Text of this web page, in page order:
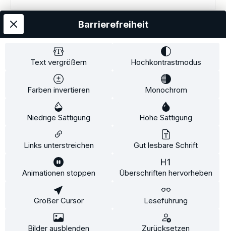
Kostenloser Versand
Datenschutz
Widerrufsrecht
Widerrufsformular
Zahlung und Versand
Copyright© 2020-2025 Faventis GmbH. All Rights Reserved
Alle Preise inkl. gesetzl. Mehrwertsteuer zzgl.Versandkostenund ggf.
Text vergrößern Hochkontrastmodus
Farben invertieren Monochrom
Niedrige Sättigung Hohe Sättigung
Links unterstreichen Gut lesbare Schrift
Animationen stoppen Überschriften hervorheben
Großer Cursor Leseführung
Bilder ausblenden Zurücksetzen
Barrierefreiheit
Diese Website verwendet Cookies, um eine bestmögliche Erfahrung
Nur technisch notwendige
Konfigurieren
Alle Cookies akzeptieren